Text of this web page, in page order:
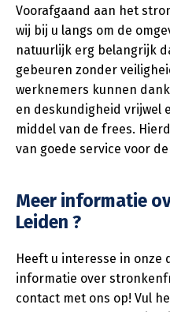
Voorafgaand aan het
wij bij u langs om de
natuurlijk erg belangrijk
gebeuren zonder
werknemers kunnen
en deskundigheid vrijwel
middel van de frees.
van goede service voor
Meer informatie
Leiden ?
Heeft u interesse in onze
informatie over
contact met ons op! Vul